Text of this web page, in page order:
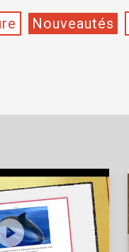
Nouveautés